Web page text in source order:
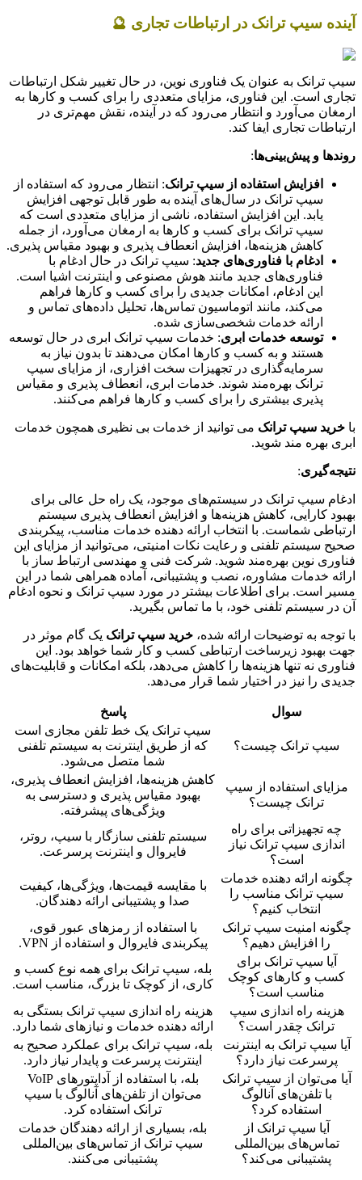
آینده سیپ ترانک در ارتباطات تجاری 🔮
سیپ ترانک به عنوان یک فناوری نوین، در حال تغییر شکل ارتباطات
تجاری است. این فناوری، مزایای متعددی را برای کسب و کارها به
ارمغان می‌آورد و انتظار می‌رود که در آینده، نقش مهم‌تری در
ارتباطات تجاری ایفا کند.
روندها و پیش‌بینی‌ها:
افزایش استفاده از سیپ ترانک: انتظار می‌رود که استفاده از
سیپ ترانک در سال‌های آینده به طور قابل توجهی افزایش
یابد. این افزایش استفاده، ناشی از مزایای متعددی است که
سیپ ترانک برای کسب و کارها به ارمغان می‌آورد، از جمله
کاهش هزینه‌ها، افزایش انعطاف پذیری و بهبود مقیاس پذیری.
ادغام با فناوری‌های جدید: سیپ ترانک در حال ادغام با
فناوری‌های جدید مانند هوش مصنوعی و اینترنت اشیا است.
این ادغام، امکانات جدیدی را برای کسب و کارها فراهم
می‌کند، مانند اتوماسیون تماس‌ها، تحلیل داده‌های تماس و
ارائه خدمات شخصی‌سازی شده.
توسعه خدمات ابری: خدمات سیپ ترانک ابری در حال توسعه
هستند و به کسب و کارها امکان می‌دهند تا بدون نیاز به
سرمایه‌گذاری در تجهیزات سخت افزاری، از مزایای سیپ
ترانک بهره‌مند شوند. خدمات ابری، انعطاف پذیری و مقیاس
پذیری بیشتری را برای کسب و کارها فراهم می‌کنند.
با خرید سیپ ترانک می توانید از خدمات بی نظیری همچون خدمات
ابری بهره مند شوید.
نتیجه‌گیری:
ادغام سیپ ترانک در سیستم‌های موجود، یک راه حل عالی برای
بهبود کارایی، کاهش هزینه‌ها و افزایش انعطاف پذیری سیستم
ارتباطی شماست. با انتخاب ارائه دهنده خدمات مناسب، پیکربندی
صحیح سیستم تلفنی و رعایت نکات امنیتی، می‌توانید از مزایای این
فناوری نوین بهره‌مند شوید. شرکت فنی و مهندسی ارتباط ساز با
ارائه خدمات مشاوره، نصب و پشتیبانی، آماده همراهی شما در این
مسیر است. برای اطلاعات بیشتر در مورد سیپ ترانک و نحوه ادغام
آن در سیستم تلفنی خود، با ما تماس بگیرید.
با توجه به توضیحات ارائه شده، خرید سیپ ترانک یک گام موثر در
جهت بهبود زیرساخت ارتباطی کسب و کار شما خواهد بود. این
فناوری نه تنها هزینه‌ها را کاهش می‌دهد، بلکه امکانات و قابلیت‌های
جدیدی را نیز در اختیار شما قرار می‌دهد.
سوال پاسخ
سیپ ترانک چیست؟
سیپ ترانک یک خط تلفن مجازی است
که از طریق اینترنت به سیستم تلفنی
شما متصل می‌شود.
مزایای استفاده از سیپ
ترانک چیست؟
کاهش هزینه‌ها، افزایش انعطاف پذیری،
بهبود مقیاس پذیری و دسترسی به
ویژگی‌های پیشرفته.
چه تجهیزاتی برای راه
اندازی سیپ ترانک نیاز
است؟
سیستم تلفنی سازگار با سیپ، روتر،
فایروال و اینترنت پرسرعت.
چگونه ارائه دهنده خدمات
سیپ ترانک مناسب را
انتخاب کنیم؟
با مقایسه قیمت‌ها، ویژگی‌ها، کیفیت
صدا و پشتیبانی ارائه دهندگان.
چگونه امنیت سیپ ترانک
را افزایش دهیم؟
با استفاده از رمزهای عبور قوی،
پیکربندی فایروال و استفاده از VPN.
آیا سیپ ترانک برای
کسب و کارهای کوچک
مناسب است؟
بله، سیپ ترانک برای همه نوع کسب و
کاری، از کوچک تا بزرگ، مناسب است.
هزینه راه اندازی سیپ
ترانک چقدر است؟
هزینه راه اندازی سیپ ترانک بستگی به
ارائه دهنده خدمات و نیازهای شما دارد.
آیا سیپ ترانک به اینترنت
پرسرعت نیاز دارد؟
بله، سیپ ترانک برای عملکرد صحیح به
اینترنت پرسرعت و پایدار نیاز دارد.
آیا می‌توان از سیپ ترانک
با تلفن‌های آنالوگ
استفاده کرد؟
بله، با استفاده از آداپتورهای VoIP
می‌توان از تلفن‌های آنالوگ با سیپ
ترانک استفاده کرد.
آیا سیپ ترانک از
تماس‌های بین‌المللی
پشتیبانی می‌کند؟
بله، بسیاری از ارائه دهندگان خدمات
سیپ ترانک از تماس‌های بین‌المللی
پشتیبانی می‌کنند.